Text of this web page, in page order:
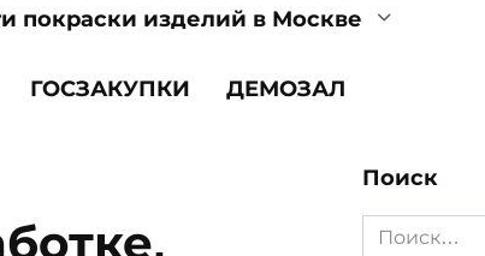
покраски изделий в Москве
ГОСЗАКУПКИ ДЕМОЗАЛ
Поиск
Search